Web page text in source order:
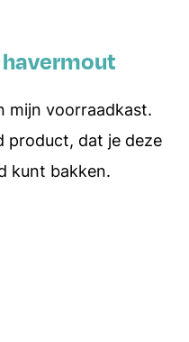
mijn voorraadkast.
product, dat je deze
kunt bakken.